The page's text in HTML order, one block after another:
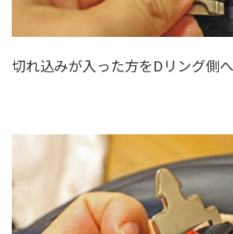
切れ込みが入った方をDリング側へ